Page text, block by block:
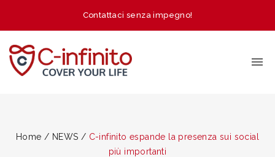
Contattaci senza impegno!
Home / NEWS / C-infinito espande la presenza sui social
più importanti